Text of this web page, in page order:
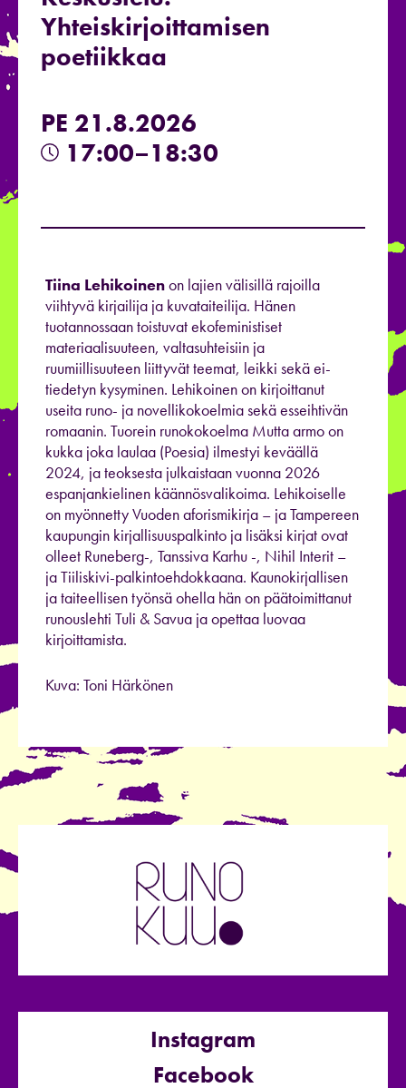
Yhteiskirjoittamisen
poetiikkaa
PE 21.8.2026
17:00–18:30
Tiina Lehikoinenon lajien välisillä rajoilla
viihtyvä kirjailija ja kuvataiteilija. Hänen
tuotannossaan toistuvat ekofeministiset
materiaalisuuteen, valtasuhteisiin ja
ruumiillisuuteen liittyvät teemat, leikki sekä ei-
tiedetyn kysyminen. Lehikoinen on kirjoittanut
useita runo- ja novellikokoelmia sekä esseihtivän
romaanin. Tuorein runokokoelma Mutta armo on
kukka joka laulaa (Poesia) ilmestyi keväällä
2024, ja teoksesta julkaistaan vuonna 2026
espanjankielinen käännösvalikoima. Lehikoiselle
on myönnetty Vuoden aforismikirja – ja Tampereen
kaupungin kirjallisuuspalkinto ja lisäksi kirjat ovat
olleet Runeberg-, Tanssiva Karhu -, Nihil Interit –
ja Tiiliskivi-palkintoehdokkaana. Kaunokirjallisen
ja taiteellisen työnsä ohella hän on päätoimittanut
runouslehti Tuli & Savua ja opettaa luovaa
kirjoittamista.
Kuva: Toni Härkönen
Instagram
Facebook